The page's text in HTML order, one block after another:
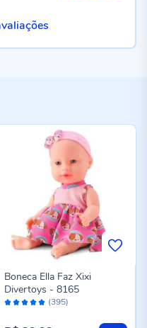
Avaliação: (395)
Boneca Ella Faz Xixi
Divertoys - 8165